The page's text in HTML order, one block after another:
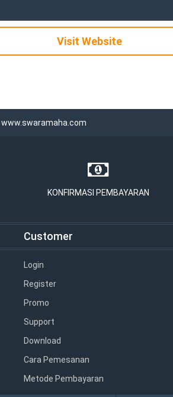
Visit Website
www.swaramaha.com
KONFIRMASI PEMBAYARAN
Customer
Login
Register
Promo
Support
Download
Cara Pemesanan
Metode Pembayaran